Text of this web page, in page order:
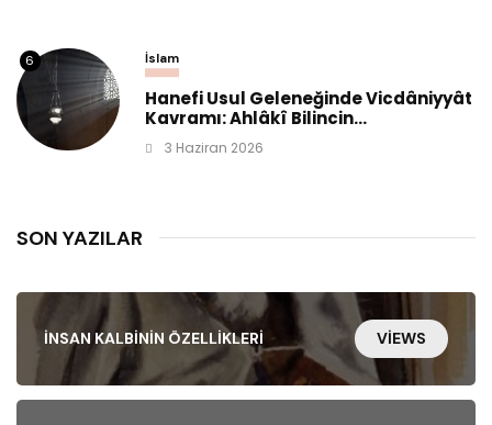
6 İslam
Hanefi Usul Geleneğinde Vicdâniyyât
Kavramı: Ahlâkî Bilincin...
3 Haziran 2026
SON YAZILAR
İNSAN KALBININ ÖZELLIKLERI VIEWS